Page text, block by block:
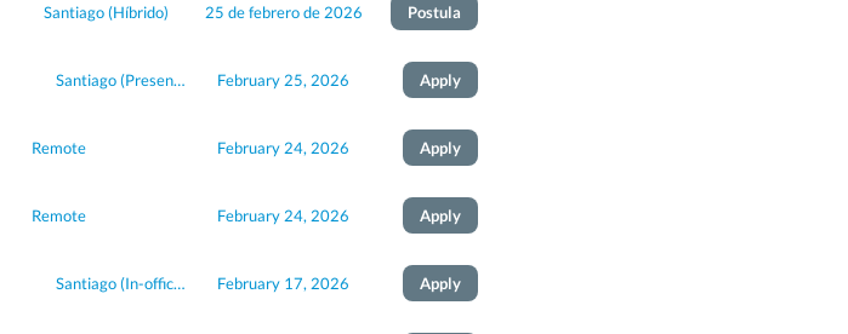
Santiago(Híbrido) 25 de febrero de 2026 Postula
Santiago(Presencial) February 25, 2026 Apply
Remote February 24, 2026 Apply
Remote February 24, 2026 Apply
Santiago(In-office) February 17, 2026 Apply